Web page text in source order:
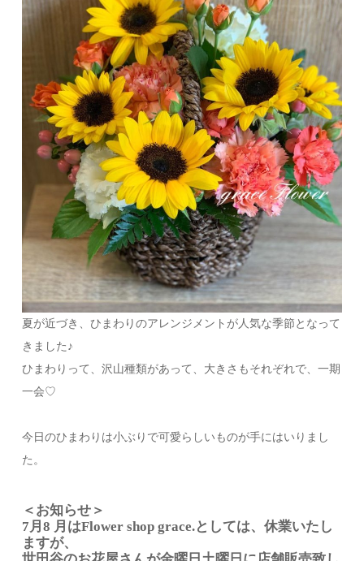
夏が近づき、ひまわりのアレンジメントが人気な季節となって
きました♪
ひまわりって、沢山種類があって、大きさもそれぞれで、一期
一会♡
今日のひまわりは小ぶりで可愛らしいものが手にはいりまし
た。
＜お知らせ＞
7月8 月はFlower shop grace.としては、休業いたし
ますが、